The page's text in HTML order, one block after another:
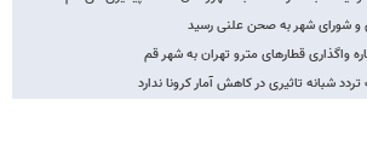
و شورای شهر به صحن علنی رسید
واگذاری قطارهای مترو تهران به شهر قم
شبانه تاثیری در کاهش آمار کرونا ندارد